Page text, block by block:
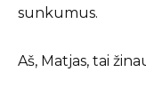
sunkumus.
Aš, Matjas, tai